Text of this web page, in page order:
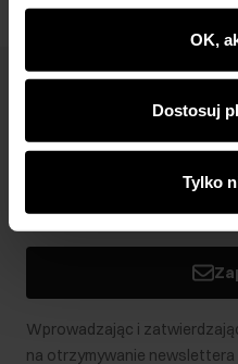
wyświetlać im
rekomendacje oraz
najnowszych promocjach
partnerom
analitycznym. Partnerzy
podczas korzystania z ich
OK,
Dostosuj
Tylko
Newsletter
Bądź na bieżąco z
Wprowadzając i
na otrzymywanie